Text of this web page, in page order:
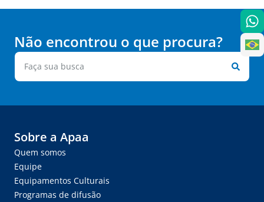
Não encontrou o que procura?
Sobre a Apaa
Quem somos
Equipe
Equipamentos Culturais
Programas de difusão